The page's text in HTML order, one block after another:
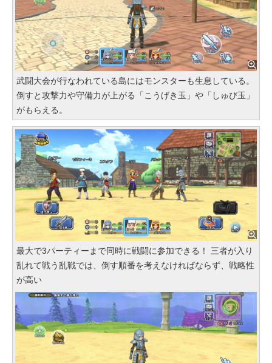
武闘大会が行なわれている島にはモンスターも生息している。
倒すと攻撃力や守備力が上がる「こうげき玉」や「しゅび玉」
がもらえる。
最大で3パーティーまで同時に戦闘に参加できる！ 三者が入り
乱れて戦う乱戦では、倒す順番を考えなければならず、戦略性
が高い